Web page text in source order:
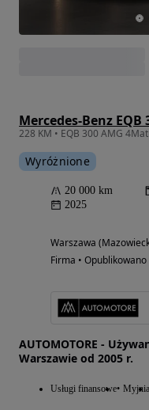
Wyróżnione
20 000 km
2025
Warszawa
Firma • Opublikowano
AUTOMOTORE -
Warszawie od 2005 r.
Usługi finansowe Myjnia